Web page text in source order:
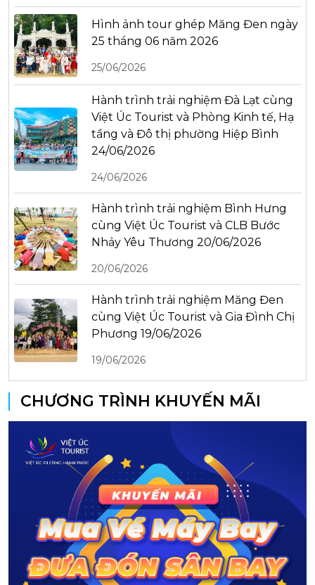
Hình ảnh tour ghép Măng Đen ngày
25 tháng 06 năm 2026
25/06/2026
Hành trình trải nghiệm Đà Lạt cùng
Việt Úc Tourist và Phòng Kinh tế, Hạ
tầng và Đô thị phường Hiệp Bình
24/06/2026
24/06/2026
Hành trình trải nghiệm Bình Hưng
cùng Việt Úc Tourist và CLB Bước
Nhảy Yêu Thương 20/06/2026
20/06/2026
Hành trình trải nghiệm Măng Đen
cùng Việt Úc Tourist và Gia Đình Chị
Phương 19/06/2026
19/06/2026
CHƯƠNG TRÌNH KHUYẾN MÃI